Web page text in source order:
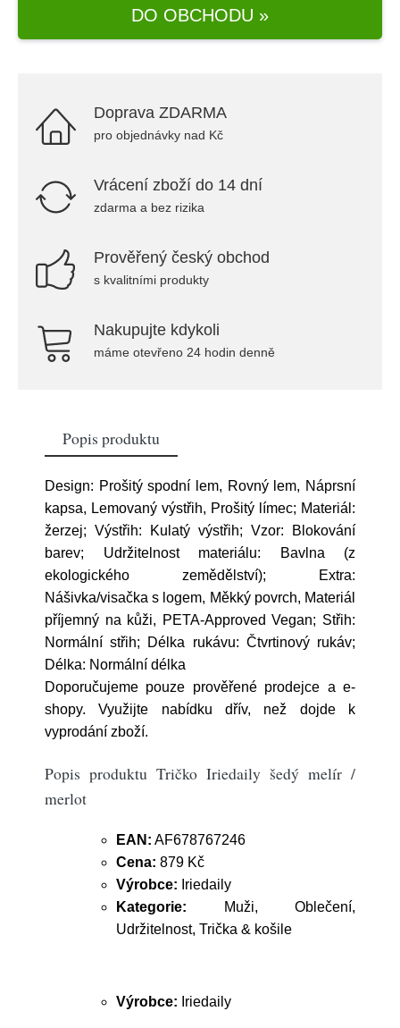
DO OBCHODU »
Doprava ZDARMA
pro objednávky nad Kč
Vrácení zboží do 14 dní
zdarma a bez rizika
Prověřený český obchod
s kvalitními produkty
Nakupujte kdykoli
máme otevřeno 24 hodin denně
Popis produktu
Design: Prošitý spodní lem, Rovný lem, Náprsní
kapsa, Lemovaný výstřih, Prošitý límec; Materiál:
žerzej; Výstřih: Kulatý výstřih; Vzor: Blokování
barev; Udržitelnost materiálu: Bavlna (z
ekologického zemědělství); Extra:
Nášivka/visačka s logem, Měkký povrch, Materiál
příjemný na kůži, PETA-Approved Vegan; Střih:
Normální střih; Délka rukávu: Čtvrtinový rukáv;
Délka: Normální délka
Doporučujeme pouze prověřené prodejce a e-
shopy. Využijte nabídku dřív, než dojde k
vyprodání zboží.
Popis produktu Tričko Iriedaily šedý melír /
merlot
EAN: AF678767246
Cena: 879 Kč
Výrobce: Iriedaily
Kategorie: Muži, Oblečení,
Udržitelnost, Trička & košile
Výrobce: Iriedaily